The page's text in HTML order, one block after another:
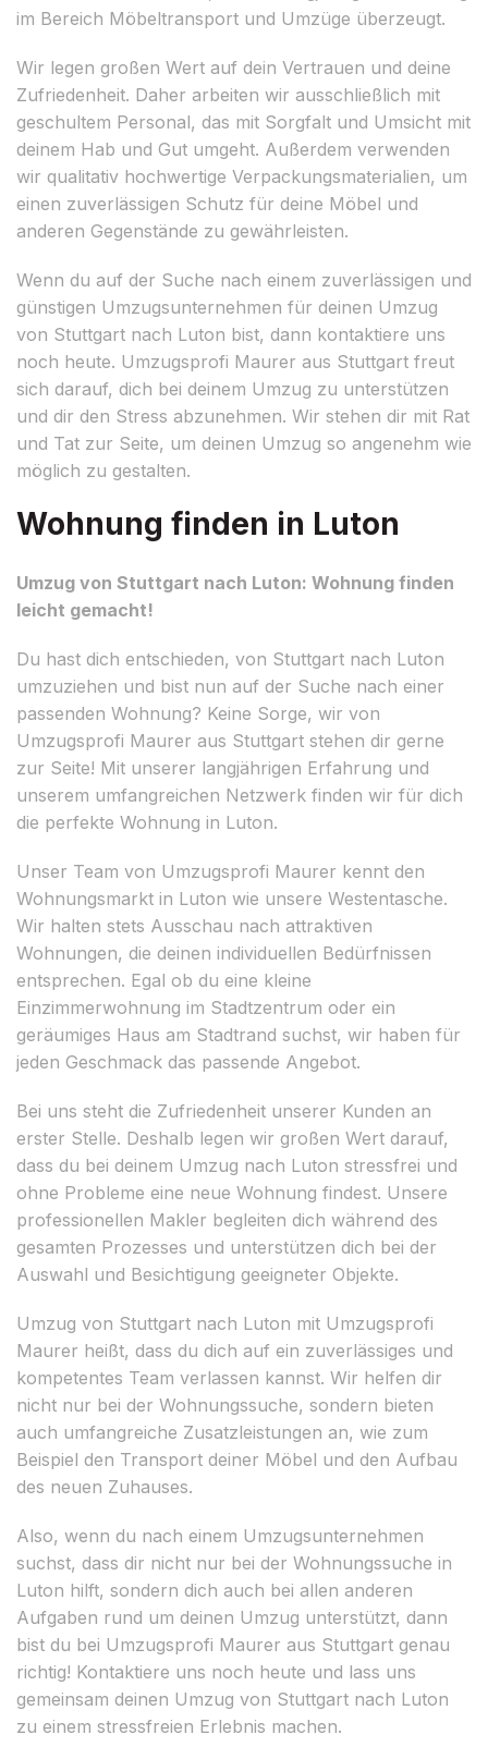
im Bereich Möbeltransport und Umzüge überzeugt.
Wir legen großen Wert auf dein Vertrauen und deine
Zufriedenheit. Daher arbeiten wir ausschließlich mit
geschultem Personal, das mit Sorgfalt und Umsicht mit
deinem Hab und Gut umgeht. Außerdem verwenden
wir qualitativ hochwertige Verpackungsmaterialien, um
einen zuverlässigen Schutz für deine Möbel und
anderen Gegenstände zu gewährleisten.
Wenn du auf der Suche nach einem zuverlässigen und
günstigen Umzugsunternehmen für deinen Umzug
von Stuttgart nach Luton bist, dann kontaktiere uns
noch heute. Umzugsprofi Maurer aus Stuttgart freut
sich darauf, dich bei deinem Umzug zu unterstützen
und dir den Stress abzunehmen. Wir stehen dir mit Rat
und Tat zur Seite, um deinen Umzug so angenehm wie
möglich zu gestalten.
Wohnung finden in Luton
Umzug von Stuttgart nach Luton: Wohnung finden
leicht gemacht!
Du hast dich entschieden, von Stuttgart nach Luton
umzuziehen und bist nun auf der Suche nach einer
passenden Wohnung? Keine Sorge, wir von
Umzugsprofi Maurer aus Stuttgart stehen dir gerne
zur Seite! Mit unserer langjährigen Erfahrung und
unserem umfangreichen Netzwerk finden wir für dich
die perfekte Wohnung in Luton.
Unser Team von Umzugsprofi Maurer kennt den
Wohnungsmarkt in Luton wie unsere Westentasche.
Wir halten stets Ausschau nach attraktiven
Wohnungen, die deinen individuellen Bedürfnissen
entsprechen. Egal ob du eine kleine
Einzimmerwohnung im Stadtzentrum oder ein
geräumiges Haus am Stadtrand suchst, wir haben für
jeden Geschmack das passende Angebot.
Bei uns steht die Zufriedenheit unserer Kunden an
erster Stelle. Deshalb legen wir großen Wert darauf,
dass du bei deinem Umzug nach Luton stressfrei und
ohne Probleme eine neue Wohnung findest. Unsere
professionellen Makler begleiten dich während des
gesamten Prozesses und unterstützen dich bei der
Auswahl und Besichtigung geeigneter Objekte.
Umzug von Stuttgart nach Luton mit Umzugsprofi
Maurer heißt, dass du dich auf ein zuverlässiges und
kompetentes Team verlassen kannst. Wir helfen dir
nicht nur bei der Wohnungssuche, sondern bieten
auch umfangreiche Zusatzleistungen an, wie zum
Beispiel den Transport deiner Möbel und den Aufbau
des neuen Zuhauses.
Also, wenn du nach einem Umzugsunternehmen
suchst, dass dir nicht nur bei der Wohnungssuche in
Luton hilft, sondern dich auch bei allen anderen
Aufgaben rund um deinen Umzug unterstützt, dann
bist du bei Umzugsprofi Maurer aus Stuttgart genau
richtig! Kontaktiere uns noch heute und lass uns
gemeinsam deinen Umzug von Stuttgart nach Luton
zu einem stressfreien Erlebnis machen.